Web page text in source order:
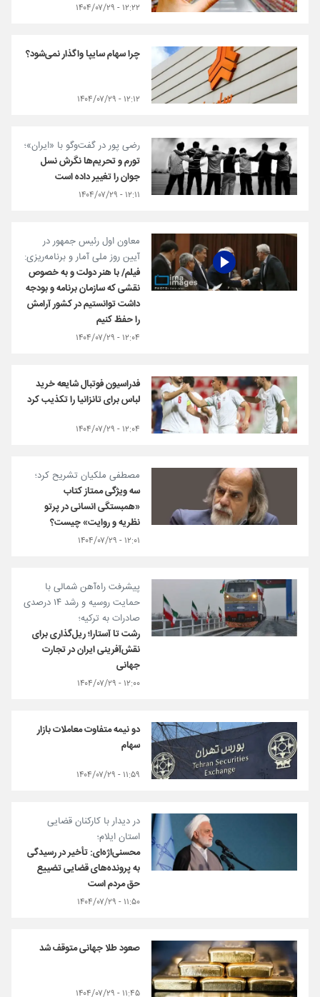
۱۲:۲۲ - ۱۴۰۴/۰۷/۲۹
چرا سهام سایپا واگذار نمی‌شود؟
۱۲:۱۲ - ۱۴۰۴/۰۷/۲۹
رضی پور در گفت‌وگو با «ایران»؛
تورم و تحریم‌ها نگرش نسل
جوان را تغییر داده‌ است
۱۲:۱۱ - ۱۴۰۴/۰۷/۲۹
معاون اول رئیس جمهور در
آیین روز ملی آمار و برنامه‌ریزی:
فیلم/ با هنر دولت و به خصوص
نقشی که سازمان برنامه و بودجه
داشت توانستیم در کشور آرامش
را حفظ کنیم
۱۲:۰۴ - ۱۴۰۴/۰۷/۲۹
فدراسیون فوتبال شایعه خرید
لباس برای تانزانیا را تکذیب کرد
۱۲:۰۴ - ۱۴۰۴/۰۷/۲۹
مصطفی ملکیان تشریح کرد؛
سه ویژگی ممتاز کتاب
«همبستگی انسانی در پرتو
نظریه و روایت» چیست؟
۱۲:۰۱ - ۱۴۰۴/۰۷/۲۹
پیشرفت راه‌آهن شمالی با
حمایت روسیه و رشد ۱۴ درصدی
صادرات به ترکیه؛
رشت تا آستارا؛ ریل‌گذاری برای
نقش‌آفرینی ایران در تجارت
جهانی
۱۲:۰۰ - ۱۴۰۴/۰۷/۲۹
دو نیمه متفاوت معاملات بازار
سهام
۱۱:۵۹ - ۱۴۰۴/۰۷/۲۹
در دیدار با کارکنان قضایی
استان ایلام؛
محسنی‌اژه‌ای: تأخیر در رسیدگی
به پرونده‌های قضایی تضییع
حق مردم است
۱۱:۵۰ - ۱۴۰۴/۰۷/۲۹
صعود طلا جهانی متوقف شد
۱۱:۴۵ - ۱۴۰۴/۰۷/۲۹